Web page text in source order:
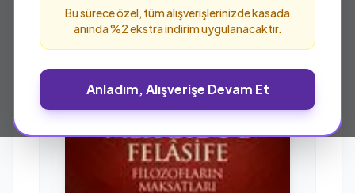
Bu sürece özel, tüm alışverişlerinizde kasada
anında %2 ekstra indirim uygulanacaktır.
Anladım, Alışverişe Devam Et